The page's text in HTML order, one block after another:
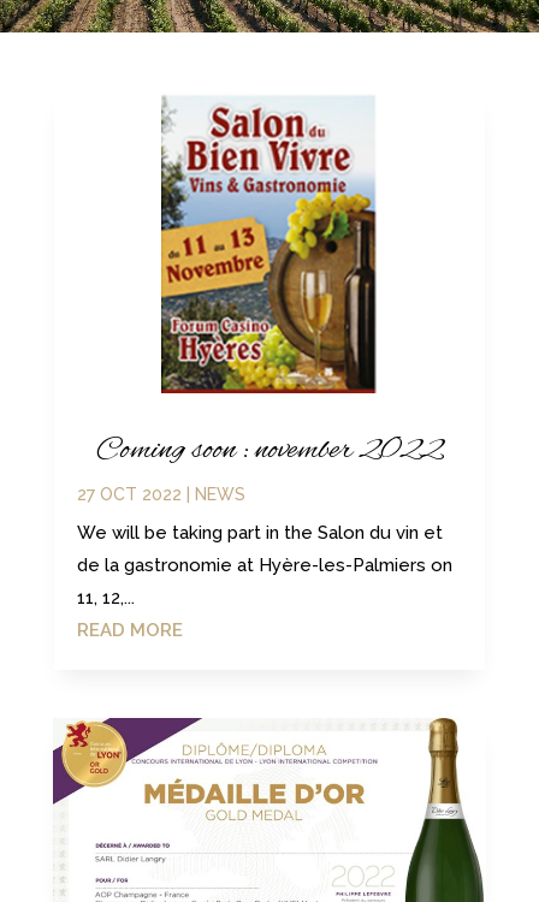
Coming soon : november 2022
27 OCT 2022 NEWS
We will be taking part in the Salon du vin et
de la gastronomie at Hyère-les-Palmiers on
11, 12,...
READ MORE